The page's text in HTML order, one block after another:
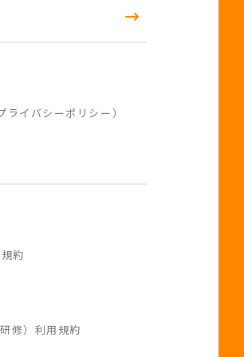
ライバシーポリシー）
約
修）利用規約